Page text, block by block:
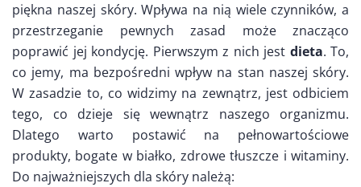
piękna naszej skóry. Wpływa na nią wiele czynników, a
przestrzeganie pewnych zasad może znacząco
poprawić jej kondycję. Pierwszym z nich jest dieta. To,
co jemy, ma bezpośredni wpływ na stan naszej skóry.
W zasadzie to, co widzimy na zewnątrz, jest odbiciem
tego, co dzieje się wewnątrz naszego organizmu.
Dlatego warto postawić na pełnowartościowe
produkty, bogate w białko, zdrowe tłuszcze i witaminy.
Do najważniejszych dla skóry należą: